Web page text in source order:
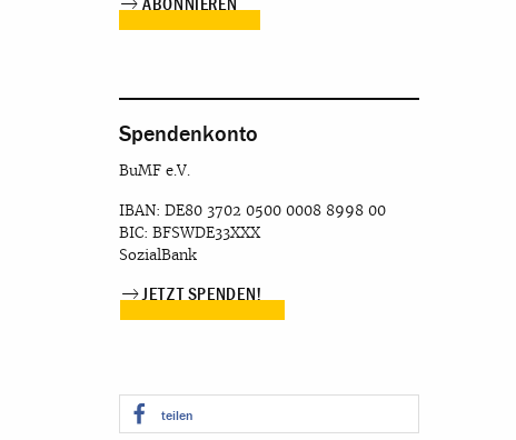
Spendenkonto
BuMF e.V.
IBAN: DE80 3702 0500 0008 8998 00
BIC: BFSWDE33XXX
SozialBank
JETZT SPENDEN!
teilen